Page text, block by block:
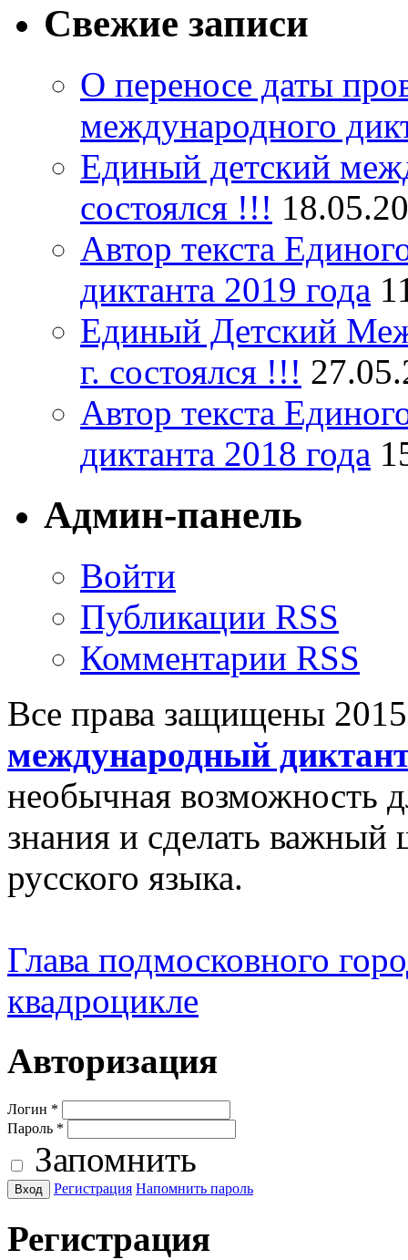
Свежие записи
О переносе даты
международного
Единый детский
состоялся !!!
Автор текста
диктанта 2019 года
Единый Детский
г. состоялся !!!
Автор текста
диктанта 2018 года
Админ-панель
Войти
Публикации RSS
Комментарии RSS
Все права защищены
международный
необычная возможность
знания и сделать важный
русского языка.
Глава подмосковного
квадроцикле
Авторизация
Логин *
Пароль *
Запомнить
Регистрация Напомнить пароль
Регистрация